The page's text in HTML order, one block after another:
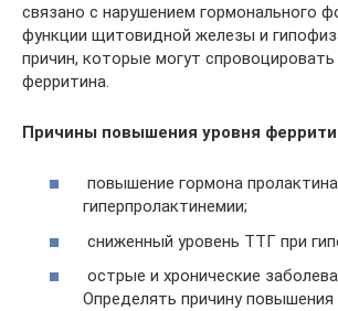
связано с нарушением гормонального
функции щитовидной железы и
причин, которые могут спровоцировать
ферритина.
Причины повышения уровня
повышение гормона
гиперпролактинемии;
сниженный уровень ТТГ при
острые и хронические
Определять причину повышения